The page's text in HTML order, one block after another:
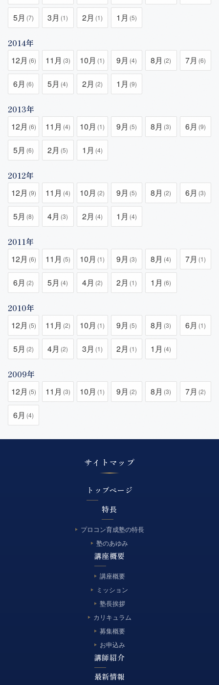
5月 (7) 3月 (1) 2月 (1) 1月 (5)
2014年
12月 (6) 11月 (3) 10月 (1) 9月 (4) 8月 (2) 7月 (6)
6月 (6) 5月 (4) 2月 (2) 1月 (9)
2013年
12月 (6) 11月 (4) 10月 (1) 9月 (5) 8月 (3) 6月 (9)
5月 (6) 2月 (5) 1月 (4)
2012年
12月 (9) 11月 (4) 10月 (2) 9月 (5) 8月 (2) 6月 (3)
5月 (8) 4月 (3) 2月 (4) 1月 (4)
2011年
12月 (6) 11月 (5) 10月 (1) 9月 (3) 8月 (4) 7月 (1)
6月 (2) 5月 (4) 4月 (2) 2月 (1) 1月 (6)
2010年
12月 (5) 11月 (2) 10月 (1) 9月 (5) 8月 (3) 6月 (1)
5月 (2) 4月 (2) 3月 (1) 2月 (1) 1月 (4)
2009年
12月 (5) 11月 (3) 10月 (1) 9月 (2) 8月 (3) 7月 (2)
6月 (4)
サイトマップ
トップページ
特長
プロコン育成塾の特長
塾のあゆみ
講座概要
講座概要
ミッション
塾長挨拶
カリキュラム
募集概要
お申込み
講師紹介
最新情報